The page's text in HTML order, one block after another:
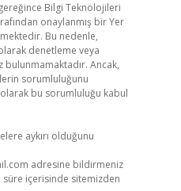
Bilgi Teknolojileri
onaylanmış bir Yer
Bu nedenle,
denetleme veya
bulunmamaktadır. Ancak,
sorumluluğunu
bu sorumluluğu kabul
aykırı olduğunu
adresine bildirmeniz
içerisinde sitemizden